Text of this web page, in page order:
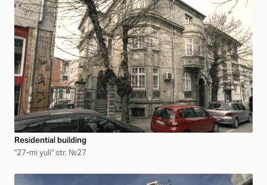
Residential building
"27-mi yuli" str. №27